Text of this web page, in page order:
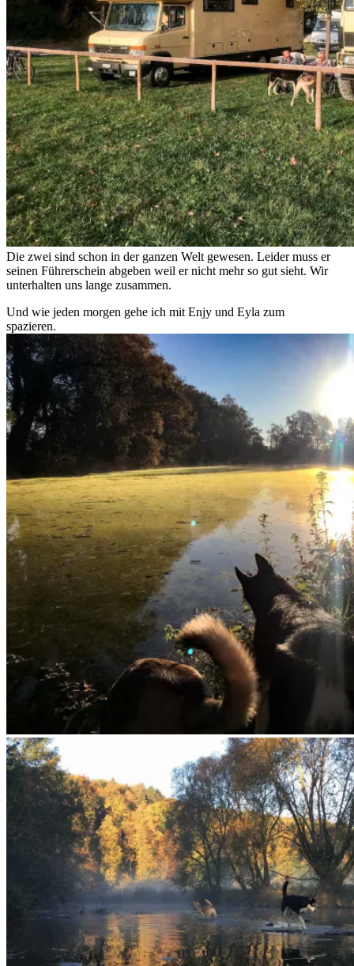
Die zwei sind schon in der ganzen Welt gewesen. Leider muss er
seinen Führerschein abgeben weil er nicht mehr so gut sieht. Wir
unterhalten uns lange zusammen.
Und wie jeden morgen gehe ich mit Enjy und Eyla zum
spazieren.